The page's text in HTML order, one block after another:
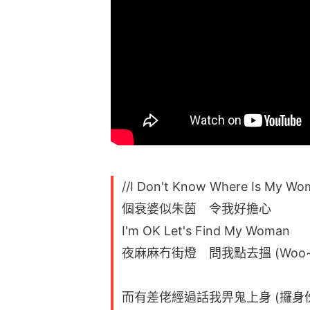
//I Don't Know Where Is My
個衰婆似朱茵 令我好擔心
I'm OK Let's Find My Woman
夜麻麻冇街燈 問我點去搵
而有差佬經過話我畀鬼上身 (攞身